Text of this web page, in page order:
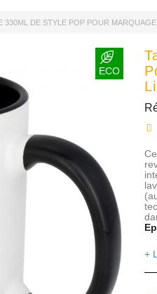
330ML DE STYLE POP POUR
ECO
+